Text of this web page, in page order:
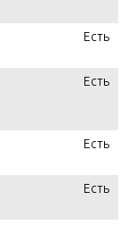
Есть
Есть
Есть
Есть